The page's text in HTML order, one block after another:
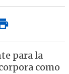
para la
como